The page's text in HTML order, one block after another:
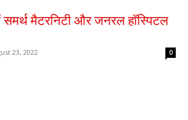
समर्थ मैटरनिटी और जनरल हॉस्पिटल
23, 2022 0